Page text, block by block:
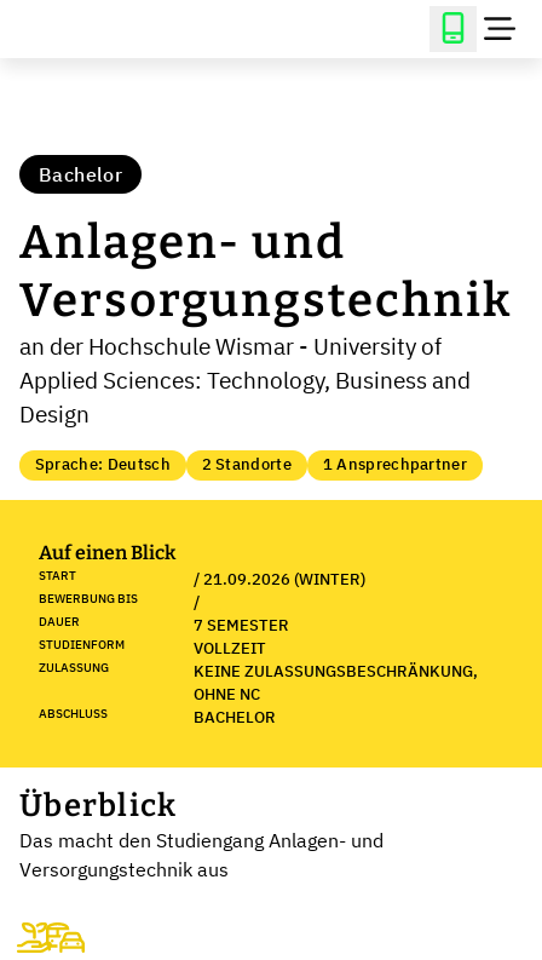
Bachelor
Anlagen- und
Versorgungstechnik
an der Hochschule Wismar - University of
Applied Sciences: Technology, Business and
Design
Sprache: Deutsch 2 Standorte 1 Ansprechpartner
Auf einen Blick
START / 21.09.2026 (WINTER)
BEWERBUNG BIS /
DAUER 7 SEMESTER
STUDIENFORM VOLLZEIT
ZULASSUNG
KEINE ZULASSUNGSBESCHRÄNKUNG,
OHNE NC
ABSCHLUSS BACHELOR
Überblick
Das macht den Studiengang Anlagen- und
Versorgungstechnik aus